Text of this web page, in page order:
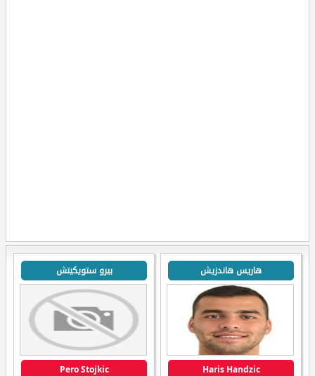
هاريس هاندزيش
Haris Handzic
بيرو ستويكيتش
Pero Stojkic